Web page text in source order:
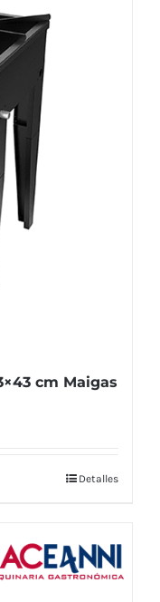
cm Maigas
Detalles